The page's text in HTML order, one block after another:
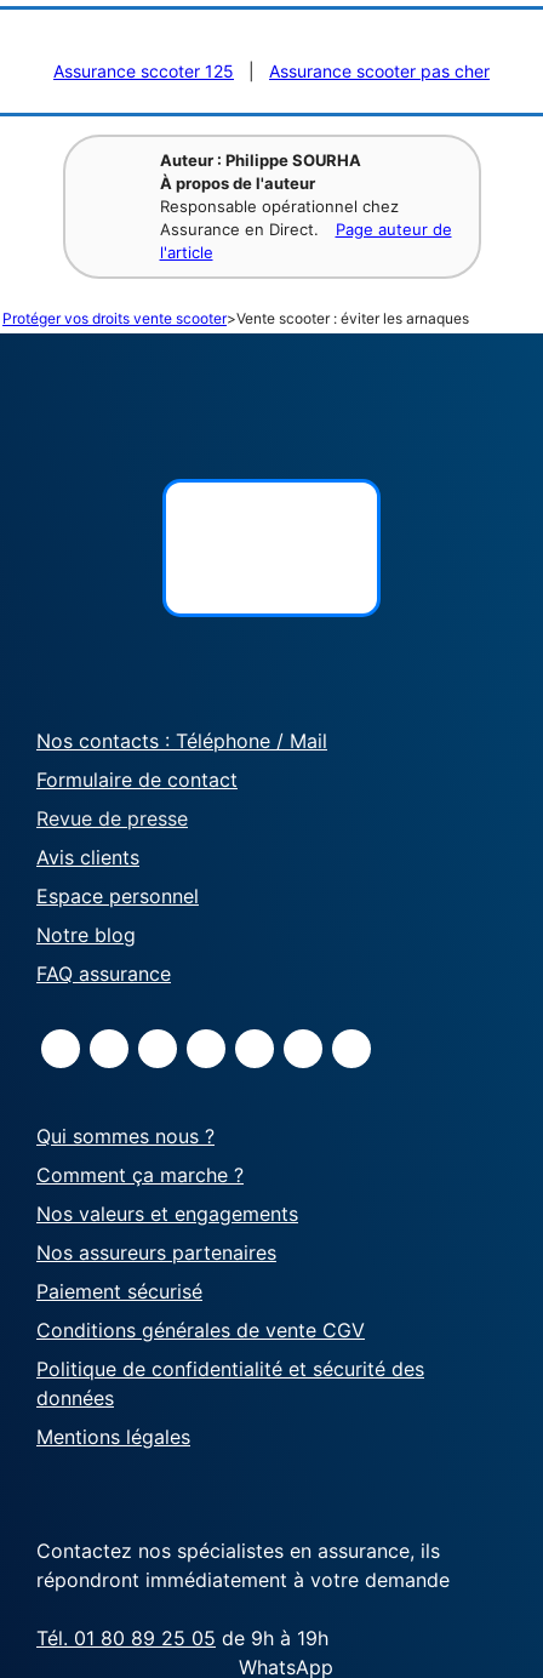
Assurance sccoter 125 Assurance scooter pas cher
Auteur : Philippe SOURHA
À propos de l'auteur
Responsable opérationnel chez
Assurance en Direct.
Page auteur de
l'article
Protéger vos droits vente scooter>Vente scooter : éviter les arnaques
Nos contacts : Téléphone / Mail
Formulaire de contact
Revue de presse
Avis clients
Espace personnel
Notre blog
FAQ assurance
Qui sommes nous ?
Comment ça marche ?
Nos valeurs et engagements
Nos assureurs partenaires
Paiement sécurisé
Conditions générales de vente CGV
Politique de confidentialité et sécurité des
données
Mentions légales
Contactez nos spécialistes en assurance, ils
répondront immédiatement à votre demande
Tél. 01 80 89 25 05 de 9h à 19h
WhatsApp